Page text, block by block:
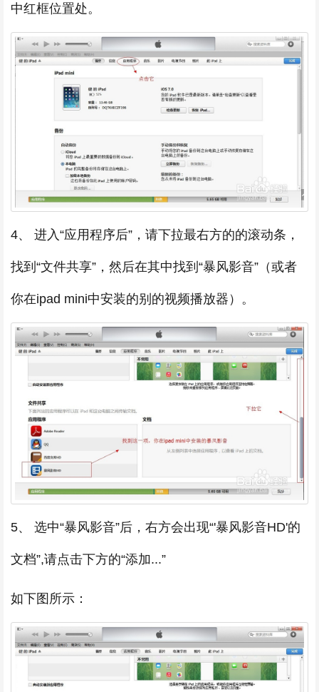
中红框位置处。
4、 进入“应用程序后”，请下拉最右方的的滚动条，
找到“文件共享”，然后在其中找到“暴风影音”（或者
你在ipad mini中安装的别的视频播放器）。
5、 选中“暴风影音”后，右方会出现“'暴风影音HD'的
文档”,请点击下方的“添加...”
如下图所示：